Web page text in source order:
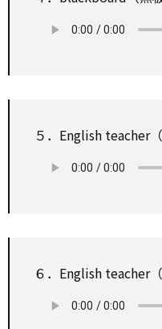
５．English teacher
６．English teacher